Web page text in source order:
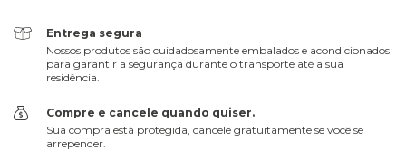
Entrega segura
Nossos produtos são cuidadosamente embalados e acondicionados
para garantir a segurança durante o transporte até a sua
residência.
Compre e cancele quando quiser.
Sua compra está protegida, cancele gratuitamente se você se
arrepender.